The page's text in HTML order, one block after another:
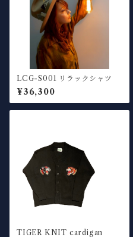
LCG-S001 リラックシャツ
¥36,300
TIGER KNIT cardigan